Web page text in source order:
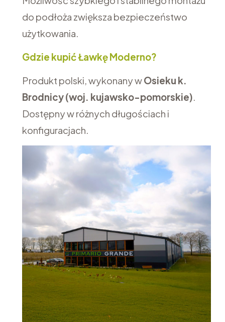
do podłoża zwiększa bezpieczeństwo
użytkowania.
Gdzie kupić Ławkę Moderno?
Produkt polski, wykonany wOsieku k.
Brodnicy (woj. kujawsko-pomorskie).
Dostępny w różnych długościach i
konfiguracjach.